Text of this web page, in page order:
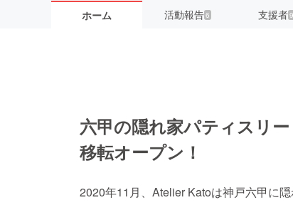
ホーム 活動報告6 支援者
六甲の隠れ家パティスリ
移転オープン！
2020年11月、Atelier Katoは神戸六甲に